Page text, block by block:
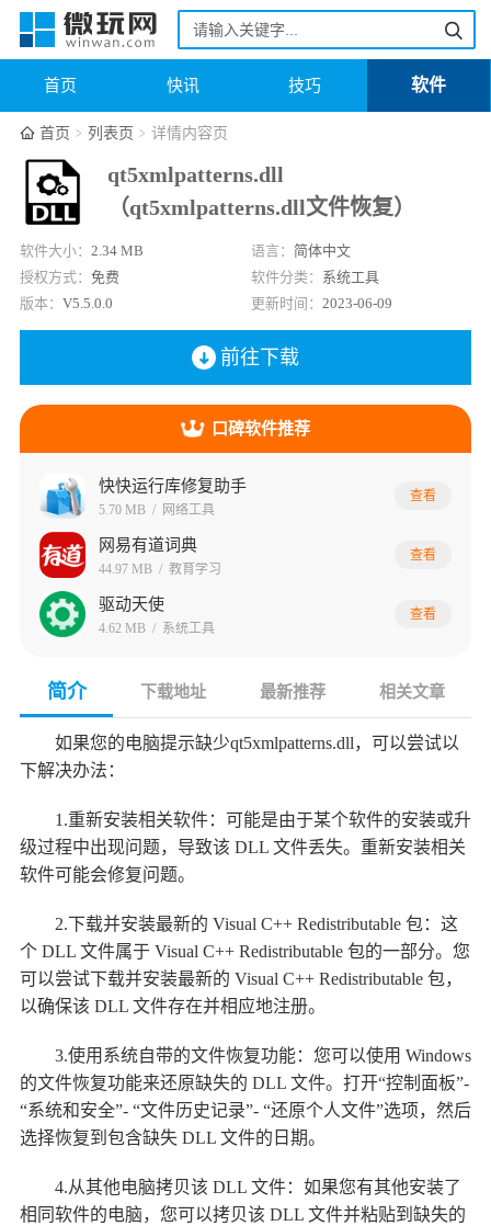
首页 快讯 技巧 软件
首页 列表页 详情内容页
qt5xmlpatterns.dll
（qt5xmlpatterns.dll文件恢复）
软件大小： 2.34 MB 语言： 简体中文
授权方式： 免费 软件分类： 系统工具
版本： V5.5.0.0 更新时间： 2023-06-09
前往下载
口碑软件推荐
快快运行库修复助手
5.70 MB / 网络工具
查看
网易有道词典
44.97 MB / 教育学习
查看
驱动天使
4.62 MB / 系统工具
查看
简介 下载地址 最新推荐 相关文章
如果您的电脑提示缺少qt5xmlpatterns.dll，可以尝试以
下解决办法：
1.重新安装相关软件：可能是由于某个软件的安装或升
级过程中出现问题，导致该 DLL 文件丢失。重新安装相关
软件可能会修复问题。
2.下载并安装最新的 Visual C++ Redistributable 包：这
个 DLL 文件属于 Visual C++ Redistributable 包的一部分。您
可以尝试下载并安装最新的 Visual C++ Redistributable 包，
以确保该 DLL 文件存在并相应地注册。
3.使用系统自带的文件恢复功能：您可以使用 Windows
的文件恢复功能来还原缺失的 DLL 文件。打开“控制面板”-
“系统和安全”- “文件历史记录”- “还原个人文件”选项，然后
选择恢复到包含缺失 DLL 文件的日期。
4.从其他电脑拷贝该 DLL 文件：如果您有其他安装了
相同软件的电脑，您可以拷贝该 DLL 文件并粘贴到缺失的